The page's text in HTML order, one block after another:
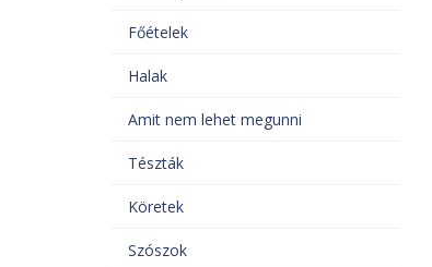
Főételek
Halak
Amit nem lehet megunni
Tészták
Köretek
Szószok